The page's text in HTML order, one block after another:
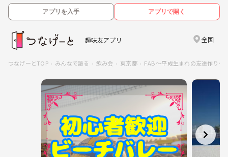
アプリを入手 アプリで開く
趣味友アプリ 全国
つなげーとTOP みんなで語る 飲み会 東京都 FAB 〜平成生まれの友達作り〜